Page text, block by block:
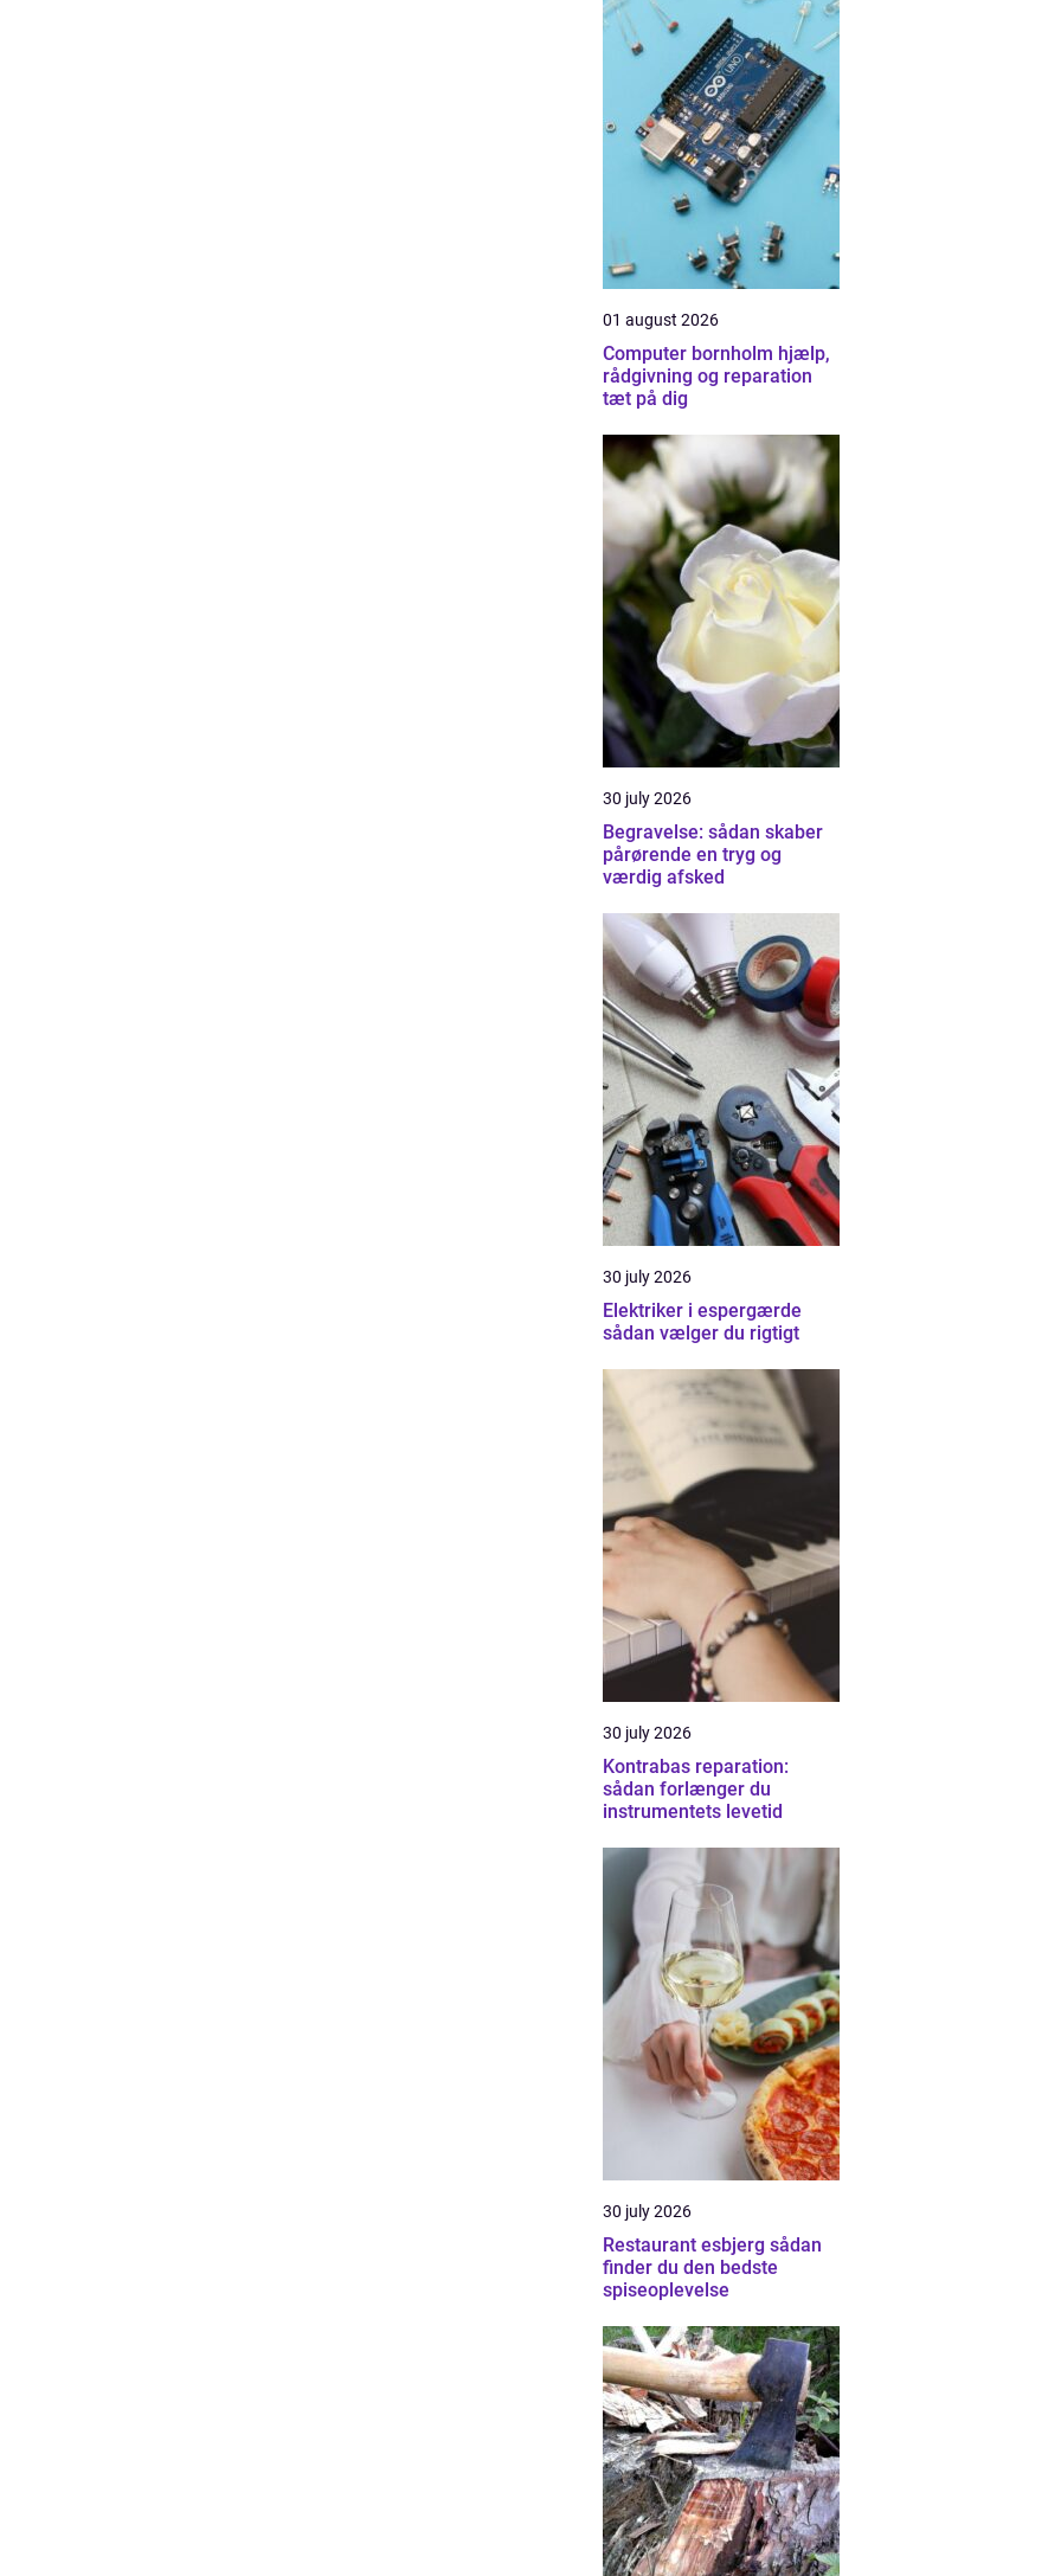
01 august 2026
Computer bornholm hjælp,
rådgivning og reparation
tæt på dig
30 july 2026
Begravelse: sådan skaber
pårørende en tryg og
værdig afsked
30 july 2026
Elektriker i espergærde
sådan vælger du rigtigt
30 july 2026
Kontrabas reparation:
sådan forlænger du
instrumentets levetid
30 july 2026
Restaurant esbjerg sådan
finder du den bedste
spiseoplevelse